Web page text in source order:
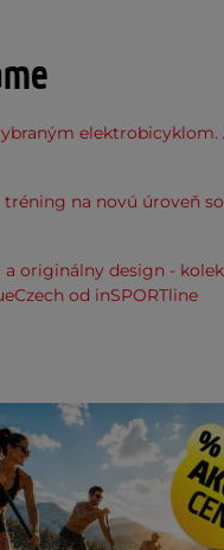
elektrobicyklom.
tréning na novú úroveň
a originálny design -
od inSPORTline